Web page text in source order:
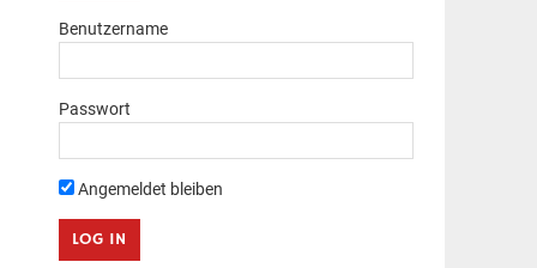
Benutzername
Passwort
Angemeldet bleiben